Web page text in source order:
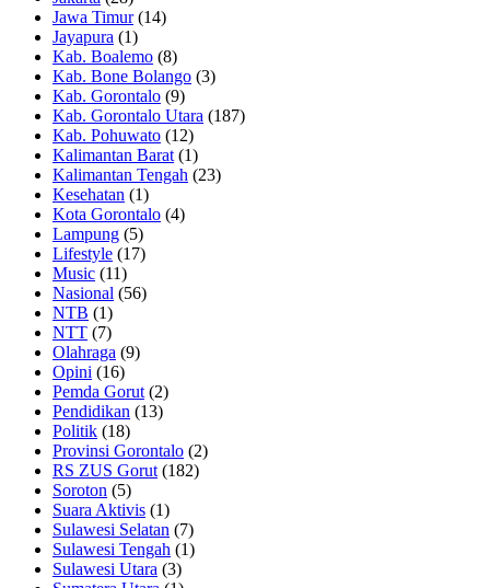
Jawa Timur(14)
Jayapura (1)
Kab. Boalemo (8)
Kab. Bone Bolango (3)
Kab. Gorontalo (9)
Kab. Gorontalo Utara (187)
Kab. Pohuwato (12)
Kalimantan Barat (1)
Kalimantan Tengah (23)
Kesehatan (1)
Kota Gorontalo (4)
Lampung (5)
Lifestyle (17)
Music (11)
Nasional (56)
NTB (1)
NTT (7)
Olahraga (9)
Opini (16)
Pemda Gorut (2)
Pendidikan (13)
Politik (18)
Provinsi Gorontalo (2)
RS ZUS Gorut (182)
Soroton (5)
Suara Aktivis (1)
Sulawesi Selatan (7)
Sulawesi Tengah (1)
Sulawesi Utara (3)